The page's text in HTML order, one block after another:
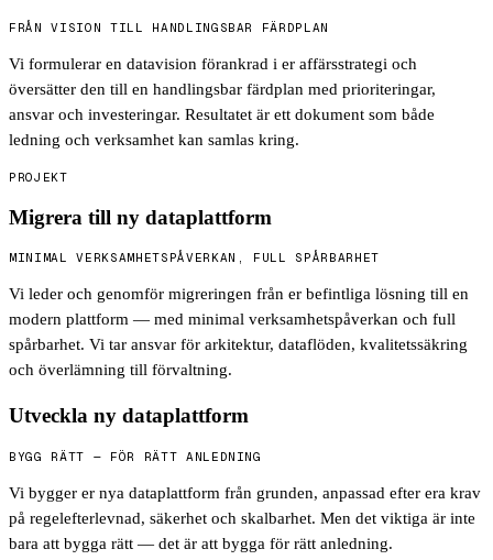
FRÅN VISION TILL HANDLINGSBAR FÄRDPLAN
Vi formulerar en datavision förankrad i er affärsstrategi och
översätter den till en handlingsbar färdplan med prioriteringar,
ansvar och investeringar. Resultatet är ett dokument som både
ledning och verksamhet kan samlas kring.
PROJEKT
Migrera till ny dataplattform
MINIMAL VERKSAMHETSPÅVERKAN, FULL SPÅRBARHET
Vi leder och genomför migreringen från er befintliga lösning till en
modern plattform — med minimal verksamhetspåverkan och full
spårbarhet. Vi tar ansvar för arkitektur, dataflöden, kvalitetssäkring
och överlämning till förvaltning.
Utveckla ny dataplattform
BYGG RÄTT — FÖR RÄTT ANLEDNING
Vi bygger er nya dataplattform från grunden, anpassad efter era krav
på regelefterlevnad, säkerhet och skalbarhet. Men det viktiga är inte
bara att bygga rätt — det är att bygga för rätt anledning.